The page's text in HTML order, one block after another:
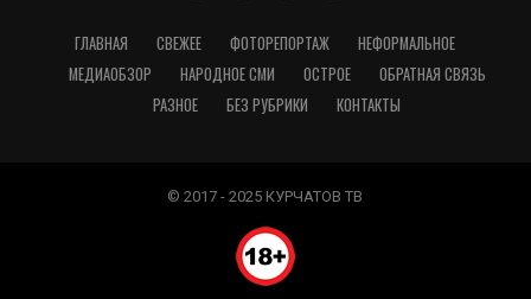
ГЛАВНАЯ СВЕЖЕЕ ФОТОРЕПОРТАЖ
НЕФОРМАЛЬНОЕ
МЕДИАОБЗОР
НАРОДНОЕ СМИ ОСТРОЕ
ОБРАТНАЯ СВЯЗЬ
РАЗНОЕ
БЕЗ РУБРИКИ КОНТАКТЫ
© 2017 - 2025 КУРЧАТОВ ТВ